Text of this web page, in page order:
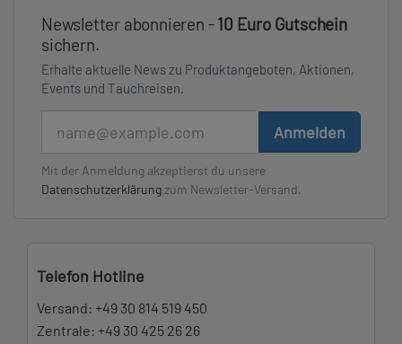
Newsletter abonnieren -10 Euro Gutschein
sichern.
Erhalte aktuelle News zu Produktangeboten, Aktionen,
Events und Tauchreisen.
Anmelden
Mit der Anmeldung akzeptierst du unsere
Datenschutzerklärung zum Newsletter-Versand.
Telefon Hotline
Versand: +49 30 814 519 450
Zentrale: +49 30 425 26 26